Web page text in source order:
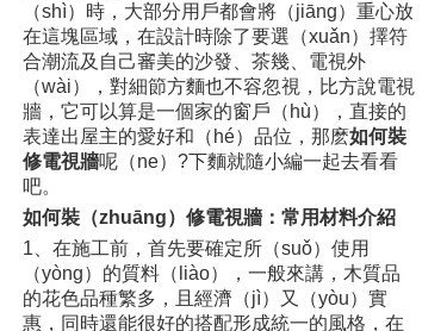
（shì）時，大部分用戶都會將（jiāng）重心放
在這塊區域，在設計時除了要選（xuǎn）擇符
合潮流及自己審美的沙發、茶幾、電視外
（wài），對細節方麵也不容忽視，比方說電視
牆，它可以算是一個家的窗戶（hù），直接的
表達出屋主的愛好和（hé）品位，那麽如何裝
修電視牆呢（ne）?下麵就隨小編一起去看看
吧。
如何裝（zhuāng）修電視牆：常用材料介紹
1、在施工前，首先要確定所（suǒ）使用
（yòng）的質料（liào），一般來講，木質品
的花色品種繁多，且經濟（jì）又（yòu）實
惠，同時還能很好的搭配形成統一的風格，在